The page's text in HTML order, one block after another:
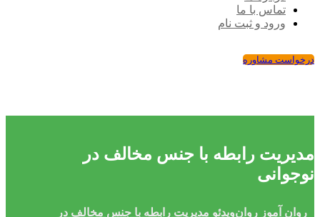
تماس با ما
ورود و ثبت نام
درخواست مشاوره
مدیریت رابطه با جنس مخالف در
نوجوانی
روان ‌آموز روان‌ویدئو مدیریت رابطه با جنس مخالف در